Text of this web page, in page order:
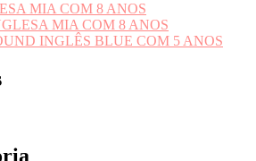
MIA COM 8 ANOS
MIA COM 8 ANOS
INGLÊS BLUE COM 5 ANOS